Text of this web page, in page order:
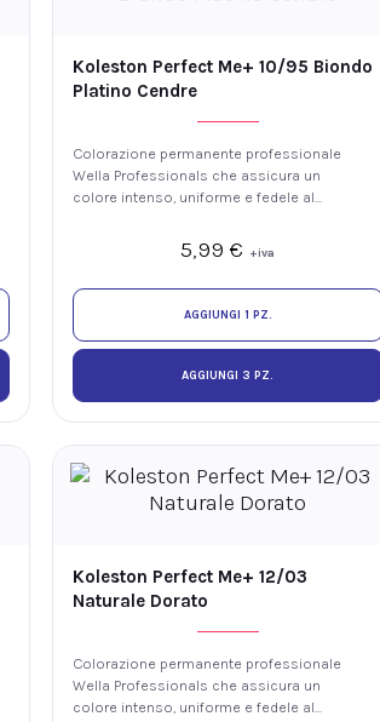
5,99 € +iva
Koleston Perfect Me+ 10/95 Biondo
Platino Cendre
Colorazione permanente professionale
Wella Professionals che assicura un
colore intenso, uniforme e fedele al
copertura dei capelli bianchi. La
tecnologia ME+ offre elevate
prestazioni colore riducendo il rischio
di sviluppare nuove allergie ai coloranti.
AGGIUNGI 1 PZ.
AGGIUNGI 3 PZ.
Koleston Perfect Me+ 12/03
Naturale Dorato
Colorazione permanente professionale
Wella Professionals che assicura un
colore intenso, uniforme e fedele al